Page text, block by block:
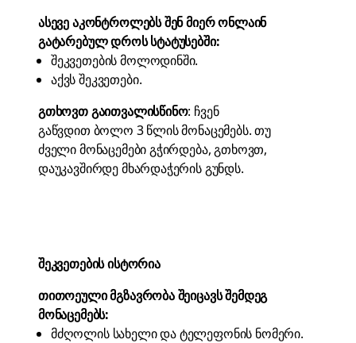
ასევე აკონტროლებს შენ მიერ ონლაინ
გატარებულ დროს სტატუსებში:
შეკვეთების მოლოდინში.
აქვს შეკვეთები.
გთხოვთ გაითვალისწინო: ჩვენ
გაწვდით ბოლო 3 წლის მონაცემებს. თუ
ძველი მონაცემები გჭირდება, გთხოვთ,
დაუკავშირდემხარდაჭერის გუნდს.
შეკვეთების ისტორია
თითოეული მგზავრობა შეიცავს შემდეგ
მონაცემებს:
მძღოლის სახელი და ტელეფონის ნომერი.